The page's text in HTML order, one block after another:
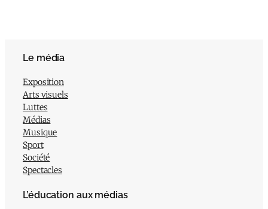
Le média
Exposition
Arts visuels
Luttes
Médias
Musique
Sport
Société
Spectacles
L’éducation aux médias